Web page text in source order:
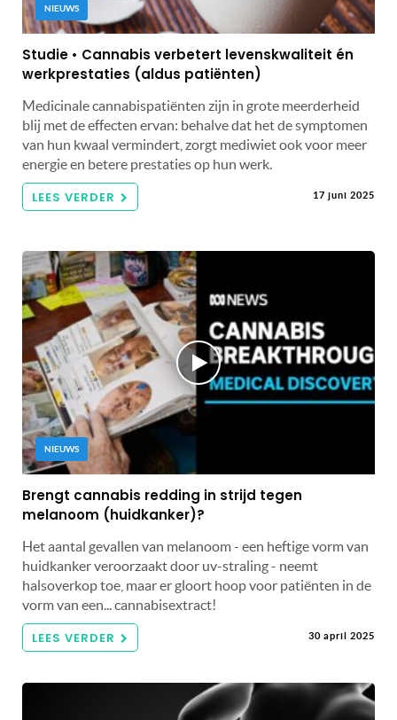
NIEUWS
Studie • Cannabis verbetert levenskwaliteit én
werkprestaties (aldus patiënten)
Medicinale cannabispatiënten zijn in grote meerderheid
blij met de effecten ervan: behalve dat het de symptomen
van hun kwaal vermindert, zorgt mediwiet ook voor meer
energie en betere prestaties op hun werk.
LEES VERDER 17 juni 2025
NIEUWS
Brengt cannabis redding in strijd tegen
melanoom (huidkanker)?
Het aantal gevallen van melanoom - een heftige vorm van
huidkanker veroorzaakt door uv-straling - neemt
halsoverkop toe, maar er gloort hoop voor patiënten in de
vorm van een... cannabisextract!
LEES VERDER 30 april 2025